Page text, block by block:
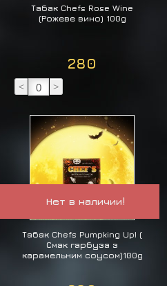
Табак Chefs Rose Wine
(Рожеве вино) 100g
280
< >
Нет в наличии!
Табак Chefs Pumpking Up! (
Смак гарбуза з
карамельним соусом)100g